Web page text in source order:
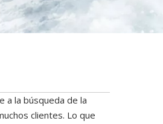
a la búsqueda de la
clientes. Lo que